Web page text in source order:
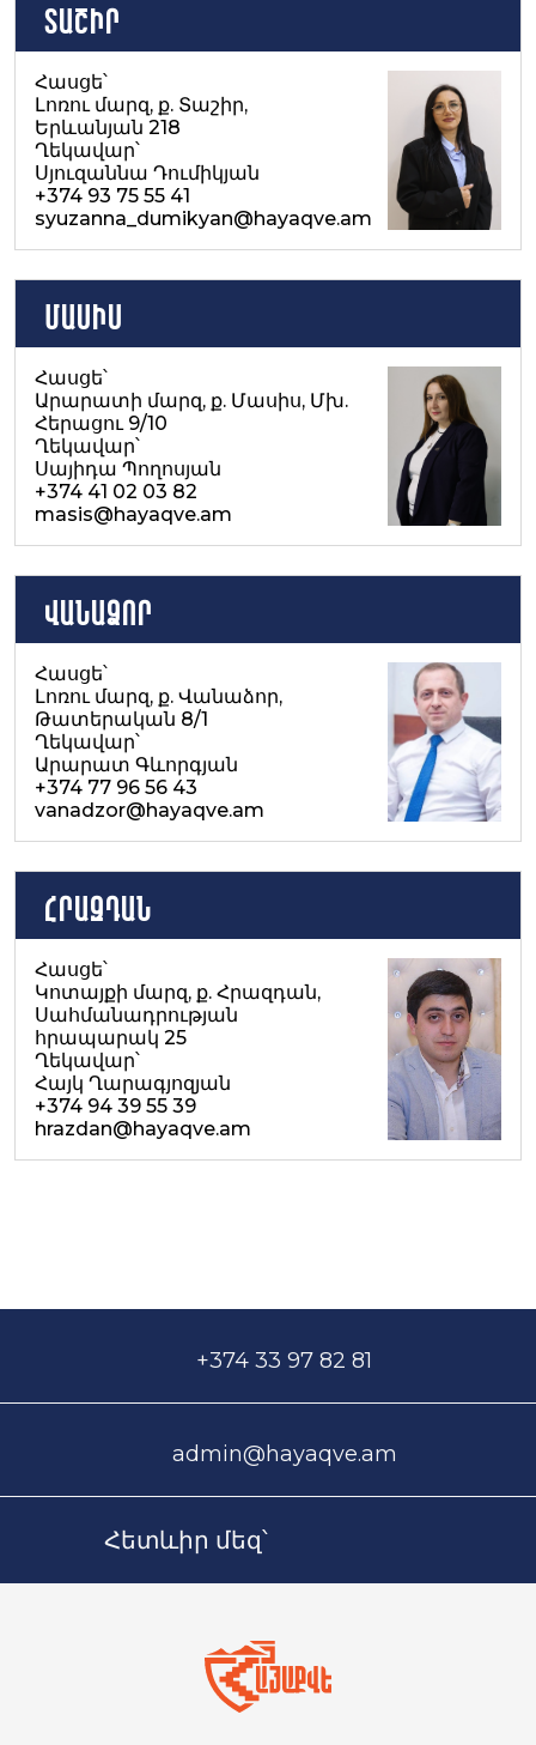
Տաշիր
Հասցե՝
Լոռու մարզ, ք. Տաշիր,
Երևանյան 218
Ղեկավար՝
Սյուզաննա Դումիկյան
+374 93 75 55 41
syuzanna_dumikyan@hayaqve.am
Մասիս
Հասցե՝
Արարատի մարզ, ք. Մասիս, Մխ.
Հերացու 9/10
Ղեկավար՝
Սայիդա Պողոսյան
+374 41 02 03 82
masis@hayaqve.am
ՎԱՆԱՁՈՐ
Հասցե՝
Լոռու մարզ, ք. Վանաձոր,
Թատերական 8/1
Ղեկավար՝
Արարատ Գևորգյան
+374 77 96 56 43
vanadzor@hayaqve.am
ՀՐԱԶԴԱՆ
Հասցե՝
Կոտայքի մարզ, ք. Հրազդան,
Սահմանադրության
հրապարակ 25
Ղեկավար՝
Հայկ Ղարագյոզյան
+374 94 39 55 39
hrazdan@hayaqve.am
+374 33 97 82 81
admin@hayaqve.am
Հետևիր մեզ՝